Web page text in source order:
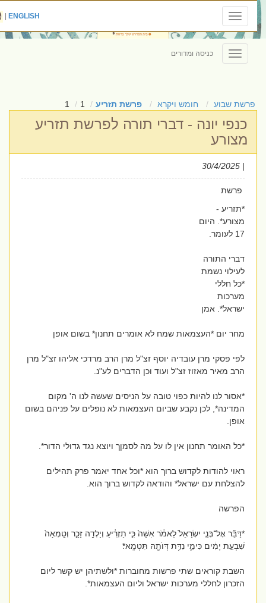
Toggle
navigation
ENGLISH
|
Toggle
navigation
כניסה ומדורים
פרשת שבוע חומש ויקרא פרשת תזריע 1
1
כנפי יונה - דברי תורה לפרשת תזריע
מצורע
פרשת
*תזריע -
מצורע*. היום
דברי התורה
לעילוי נשמת
*כל חללי
מערכות
ישראל*. אמן
מחר יום *העצמאות שמח לא אומרים תחנון* בשום אופן
לפי פסקי מרן עובדיה יוסף זצ"ל מרן הרב מרדכי אליהו זצ"ל מרן
הרב מאיר מאזוז זצ"ל ועוד וכן הדברים לע"נ.
*אסור לנו להיות כפוי טובה על הניסים שעשה לנו ה' מקום
המדינה*, לכן נקבע שביום העצמאות לא נופלים על פניהם בשום
אופן.
*כל האומר תחנון אין לו על מה לסמןך ויוצא נגד גדולי הדור*.
ראוי להודות לקדוש ברוך הוא *וכל אחד יאמר פרק תהילים
להצלחת עם ישראל* והודאה לקדוש ברוך הוא.
הפרשה
*דַּבֵּ֞ר אֶל־בְּנֵ֤י יִשְׂרָאֵל֙ לֵאמֹ֔ר אִשָּׁה֙ כִּ֣י תַזְרִ֔יעַ וְיָלְדָ֖ה זָכָ֑ר וְטָֽמְאָה֙
שִׁבְעַ֣ת יָמִ֔ים כִּימֵ֛י נִדַּ֥ת דְּוֺתָ֖הּ תִּטְמָֽא*׃
השבת קוראים שתי פרשות מחוברות *ולשתיהן יש קשר ליום
הזכרון לחללי מערכות ישראל וליום העצמאות*.